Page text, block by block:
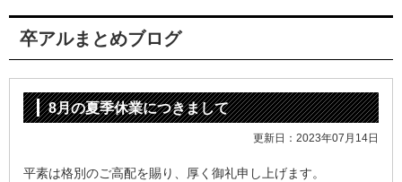
卒アルまとめブログ
8月の夏季休業につきまして
更新日：2023年07月14日
平素は格別のご高配を賜り、厚く御礼申し上げます。